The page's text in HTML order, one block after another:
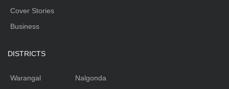
Cover Stories
Business
DISTRICTS
Warangal
Nalgonda